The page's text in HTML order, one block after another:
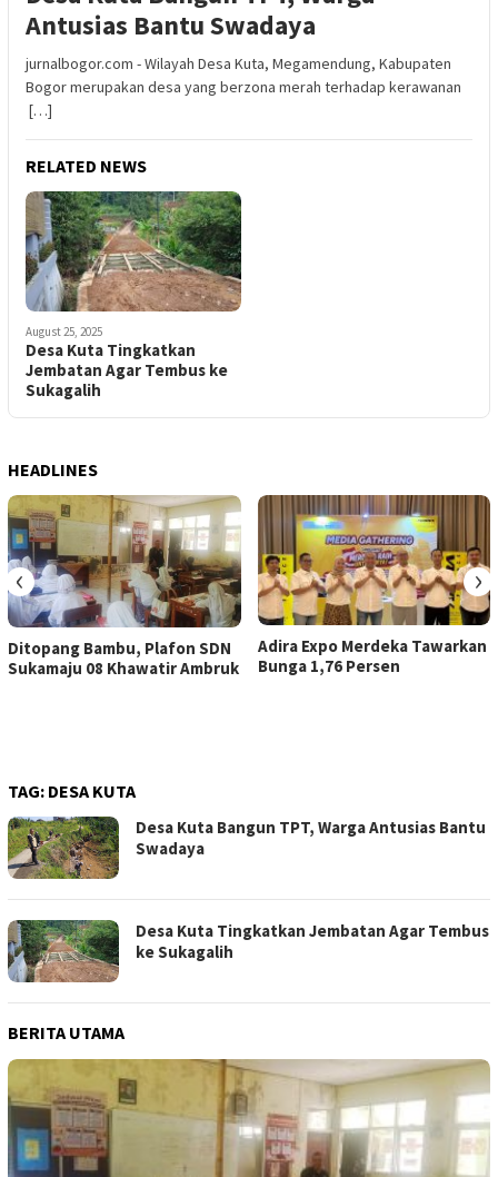
Antusias Bantu Swadaya
jurnalbogor.com - Wilayah Desa Kuta, Megamendung, Kabupaten
Bogor merupakan desa yang berzona merah terhadap kerawanan
[…]
RELATED NEWS
August 25, 2025
Desa Kuta Tingkatkan
Jembatan Agar Tembus ke
Sukagalih
HEADLINES
Ditopang Bambu, Plafon SDN
Sukamaju 08 Khawatir Ambruk
Adira Expo Merdeka Tawarkan
Bunga 1,76 Persen
‹ ›
TAG: DESA KUTA
Desa Kuta Bangun TPT, Warga Antusias Bantu
Swadaya
Desa Kuta Tingkatkan Jembatan Agar Tembus
ke Sukagalih
BERITA UTAMA